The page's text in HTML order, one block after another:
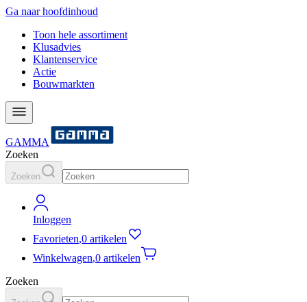
Ga naar hoofdinhoud
Toon hele assortiment
Klusadvies
Klantenservice
Actie
Bouwmarkten
GAMMA
Zoeken
Zoeken
Inloggen
Favorieten,0 artikelen
Winkelwagen,0 artikelen
Zoeken